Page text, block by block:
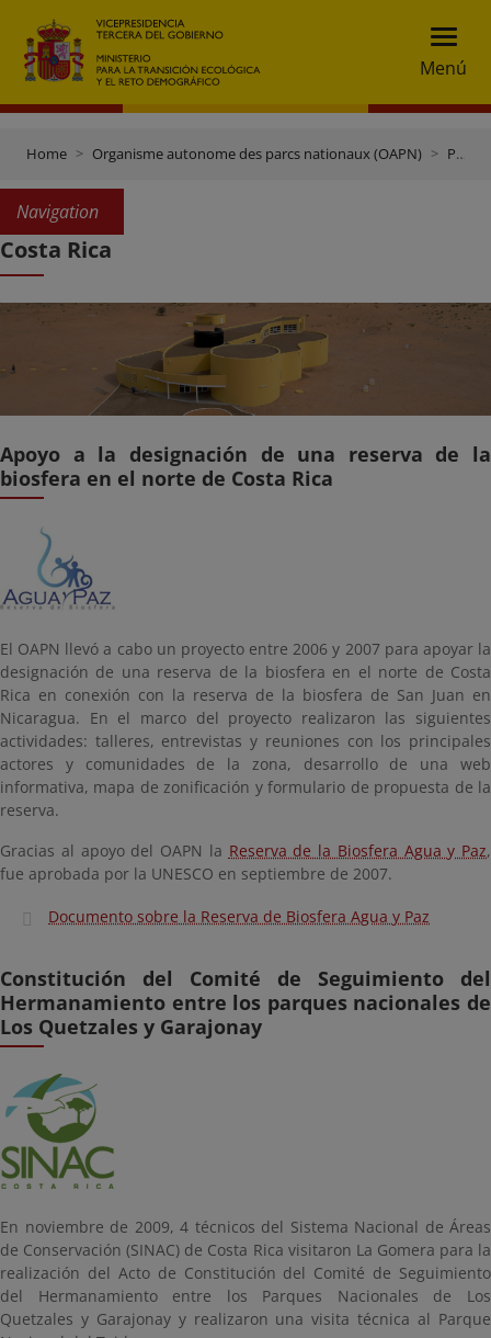
Menú
Home Organisme autonome des parcs nationaux (OAPN) Projets de coopération
Navigation
Costa Rica
Apoyo a la designación de una reserva de la
biosfera en el norte de Costa Rica
El OAPN llevó a cabo un proyecto entre 2006 y 2007 para apoyar la
designación de una reserva de la biosfera en el norte de Costa
Rica en conexión con la reserva de la biosfera de San Juan en
Nicaragua. En el marco del proyecto realizaron las siguientes
actividades: talleres, entrevistas y reuniones con los principales
actores y comunidades de la zona, desarrollo de una web
informativa, mapa de zonificación y formulario de propuesta de la
reserva.
Gracias al apoyo del OAPN la Reserva de la Biosfera Agua y Paz,
fue aprobada por la UNESCO en septiembre de 2007.
Documento sobre la Reserva de Biosfera Agua y Paz
Constitución del Comité de Seguimiento del
Hermanamiento entre los parques nacionales de
Los Quetzales y Garajonay
En noviembre de 2009, 4 técnicos del Sistema Nacional de Áreas
de Conservación (SINAC) de Costa Rica visitaron La Gomera para la
realización del Acto de Constitución del Comité de Seguimiento
del Hermanamiento entre los Parques Nacionales de Los
Quetzales y Garajonay y realizaron una visita técnica al Parque